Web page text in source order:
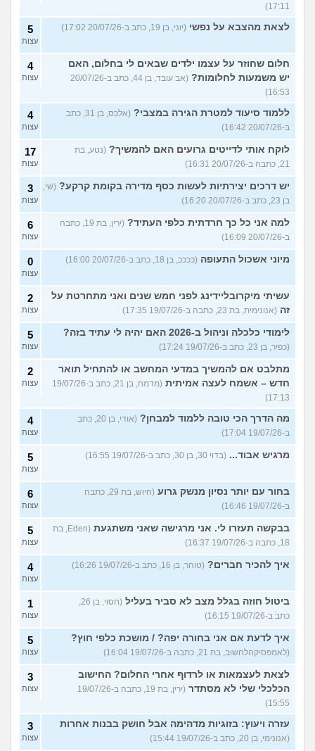
17:11)
לצאת מהצבא על נפשי (יוני, בן 19, כתב ב-20/07/26 17:02) 5
עצות
חלום שחוזר על עצמו ילדים שבאים לי בחלום, האם
יש משמעות לחלומות?
(אב עובד, בן 44, כתב ב-20/07/26
16:53)
4
עצות
ללמוד סיעוד למטרת הגירה במצבי?
(אלכס, בן 31, כתב
ב-20/07/26 16:42)
4
עצות
לוקח אותי לדייטים גרועים האם להמשיך? (נטע, בת
21, כתבה ב-20/07/26 16:31)
17
עצות
יש דרכים יצירתיות לעשות כסף מדירה בקומת קרקע? (שי,
בן 23, כתב ב-20/07/26 16:20)
3
עצות
למה אני כל כך חרדתית כלפי העתיד?
(ירין, בת 19, כתבה
ב-20/07/26 16:09)
6
עצות
מיוני אשכול התעופה (ככככ, בן 18, כתב ב-20/07/26 16:00) 0
עצות
עשיתי מיקרובליידינג לפני חמש שנים ואני מתחרטת על
זה (אנונימית, בת 23, כתבה ב-19/07/26 17:35)
2
עצות
לימודי כלכלה וניהול ב-2026 האם יהיה לי עתיד בזה?
(כפיר, בן 23, כתב ב-19/07/26 17:24)
5
עצות
מתלבט אם להמשיך במדעי המחשב או להתחיל תואר
חדש – אשמח לעצה אמיתית
(מדמח, בן 21, כתב ב-19/07/26
17:13)
2
עצות
מה הדרך הכי טובה ללמוד למבחן?
(אודי, בן 20, כתב
ב-19/07/26 17:04)
4
עצות
מרגיש אבוד... (בדוי 30, בן 30, כתב ב-19/07/26 16:55) 5
עצות
בחור עם יותר נסיון מנשק גרוע
(היוש, בת 29, כתבה
ב-19/07/26 16:46)
6
עצות
בבקשה תעזרו לי. אני מרגישה שאני משתגעת
(Eden, בת
18, כתבה ב-19/07/26 16:37)
5
עצות
איך להכיר חברים? (טוהר, בן 16, כתב ב-19/07/26 16:26) 4
עצות
ביטול חוזה בגלל מצב לא סביר בעליל
(חסוי, בן 26,
כתב ב-19/07/26 16:15)
1
עצות
איך לדעת אם אני בחורה יפה? / מושכת כלפי חוץ?
(לאמפסיקהלחשוב, בת 21, כתבה ב-19/07/26 16:04)
5
עצות
לצאת לעצמאות או לרדוף אחרי החלום? החישוב
הכלכלי שלי לא מסתדר
(ירין, בת 19, כתבה ב-19/07/26
15:55)
3
עצות
עזרה ויעוץ: בזוגיות מדהימה אבל חושק בבנות אחרות
(אנונימי, בן 20, כתב ב-19/07/26 15:44)
3
עצות